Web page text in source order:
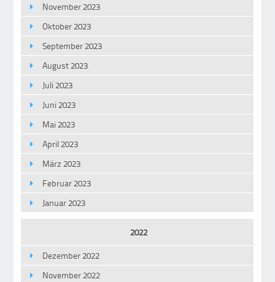
November 2023
Oktober 2023
September 2023
August 2023
Juli 2023
Juni 2023
Mai 2023
April 2023
März 2023
Februar 2023
Januar 2023
2022
Dezember 2022
November 2022